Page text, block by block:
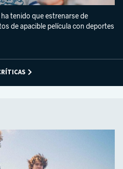
tenido que estrenarse de
de apacible película con deportes